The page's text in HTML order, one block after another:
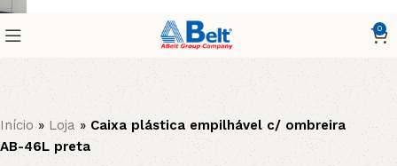
0
Início»Loja» Caixa plástica empilhável c/ ombreira
AB-46L preta